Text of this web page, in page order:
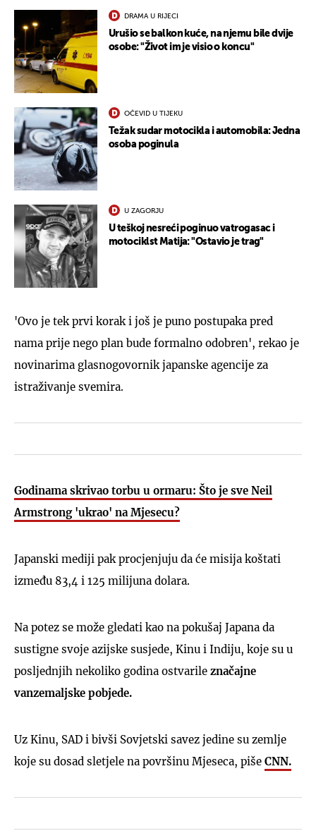
DRAMA U RIJECI
Urušio se balkon kuće, na njemu bile dvije
osobe: "Život im je visio o koncu"
OČEVID U TIJEKU
Težak sudar motocikla i automobila: Jedna
osoba poginula
U ZAGORJU
U teškoj nesreći poginuo vatrogasac i
motociklst Matija: "Ostavio je trag"
'Ovo je tek prvi korak i još je puno postupaka pred
nama prije nego plan bude formalno odobren', rekao je
novinarima glasnogovornik japanske agencije za
istraživanje svemira.
Godinama skrivao torbu u ormaru: Što je sve Neil
Armstrong 'ukrao' na Mjesecu?
Japanski mediji pak procjenjuju da će misija koštati
između 83,4 i 125 milijuna dolara.
Na potez se može gledati kao na pokušaj Japana da
sustigne svoje azijske susjede, Kinu i Indiju, koje su u
posljednjih nekoliko godina ostvarile značajne
vanzemaljske pobjede.
Uz Kinu, SAD i bivši Sovjetski savez jedine su zemlje
koje su dosad sletjele na površinu Mjeseca, piše CNN.